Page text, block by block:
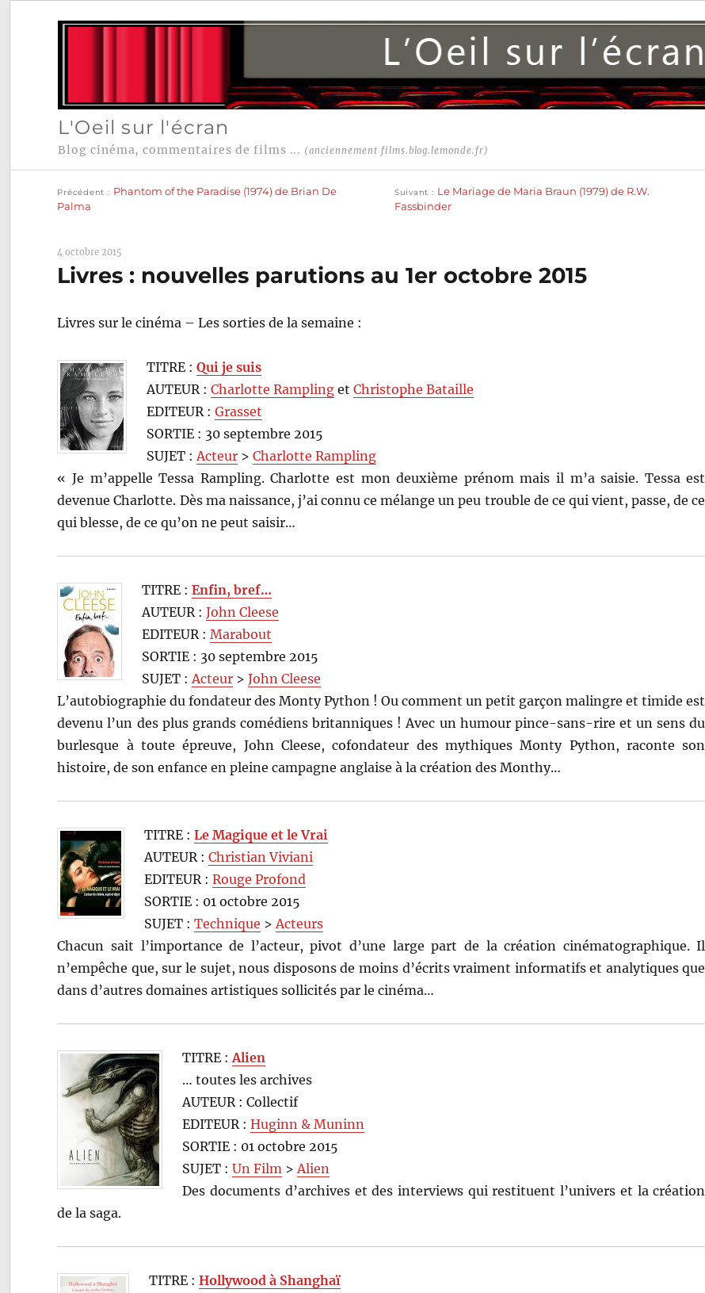
L'Oeil sur l'écran
Blog cinéma, commentaires de films ... (anciennement films.blog.lemonde.fr)
Navigation
de
Précédent
Phantom of the Paradise (1974) de Brian De
Palma
Suivant
Le Mariage de Maria Braun (1979) de R.W.
Fassbinder
4 octobre 2015
Livres : nouvelles parutions au 1er octobre 2015
Livres sur le cinéma – Les sorties de la semaine :
TITRE :Qui je suis
AUTEUR :Charlotte Rampling etChristophe Bataille
EDITEUR :Grasset
SORTIE : 30 septembre 2015
SUJET : Acteur >Charlotte Rampling
« Je m’appelle Tessa Rampling. Charlotte est mon deuxième prénom mais il m’a saisie. Tessa est
devenue Charlotte. Dès ma naissance, j’ai connu ce mélange un peu trouble de ce qui vient, passe, de ce
qui blesse, de ce qu’on ne peut saisir…
TITRE :Enfin, bref…
AUTEUR :John Cleese
EDITEUR :Marabout
SORTIE : 30 septembre 2015
SUJET : Acteur >John Cleese
L’autobiographie du fondateur des Monty Python ! Ou comment un petit garçon malingre et timide est
devenu l’un des plus grands comédiens britanniques ! Avec un humour pince-sans-rire et un sens du
burlesque à toute épreuve, John Cleese, cofondateur des mythiques Monty Python, raconte son
histoire, de son enfance en pleine campagne anglaise à la création des Monthy…
TITRE :Le Magique et le Vrai
AUTEUR :Christian Viviani
EDITEUR :Rouge Profond
SORTIE : 01 octobre 2015
SUJET :Technique > Acteurs
Chacun sait l’importance de l’acteur, pivot d’une large part de la création cinématographique. Il
n’empêche que, sur le sujet, nous disposons de moins d’écrits vraiment informatifs et analytiques que
dans d’autres domaines artistiques sollicités par le cinéma…
TITRE :Alien
… toutes les archives
AUTEUR : Collectif
EDITEUR :Huginn & Muninn
SORTIE : 01 octobre 2015
SUJET :Un Film > Alien
Des documents d’archives et des interviews qui restituent l’univers et la création
de la saga.
TITRE :Hollywood à Shanghaï